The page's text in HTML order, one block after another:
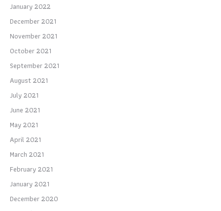
January 2022
December 2021
November 2021
October 2021
September 2021
August 2021
July 2021
June 2021
May 2021
April 2021
March 2021
February 2021
January 2021
December 2020